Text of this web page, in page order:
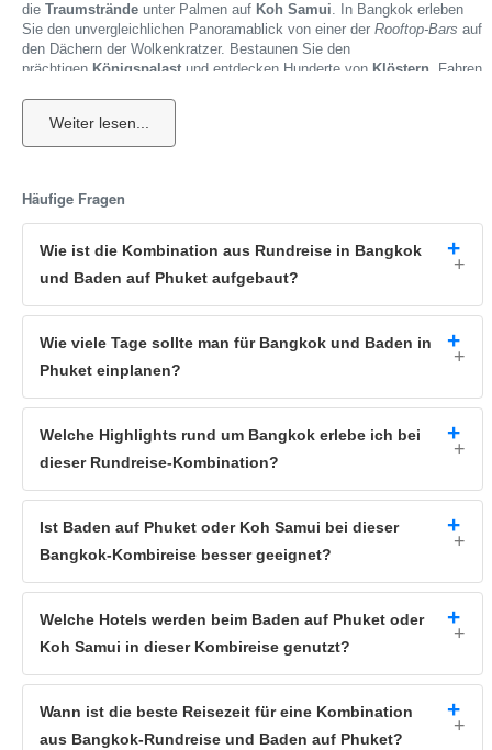
die Traumstrände unter Palmen auf Koh Samui. In Bangkok erleben
Sie den unvergleichlichen Panoramablick von einer der Rooftop-Bars auf
den Dächern der Wolkenkratzer. Bestaunen Sie den
prächtigen Königspalast und entdecken Hunderte von Klöstern . Fahren
Früchte angeboten werden. Die interessantesten Restaurants finden Sie
in derSukhumvit Road, und am Abend lassen Sie sich durch die Bars
Reiseerlebnis!
Baden und Entspannen am Traumstrand - Phuket oder Koh Samui auf
Nach demquirligen LebeninBangkokkönnen Sie in unserer
Entspannen Sie im Hotel mit 4 oder 5 Sternen, baden an sonnigen,
endlosen Stränden unter wogenden Palmen.
Badehotel aufKoh Samui-Tempel, Palmenundweißer
Kombireise Bangkok und Baden. Hier vermischen sich thailändische
Kultur, tropische Natur und spannende Events, die Ihren Urlaub im
Straßenständen bekommen Sie regionale Küche direkt auf die Hand,
doch auch westliche Küche ist den Einwohnern nicht fremd.
, wo das touristische Leben pulsiert, genießen
Sie in den Restaurants Küche aus aller Welt.
Häufige Fragen
Wie ist die Kombination aus Rundreise in Bangkok
und Baden auf Phuket aufgebaut?
Wie viele Tage sollte man für Bangkok und Baden in
Phuket einplanen?
Welche Highlights rund um Bangkok erlebe ich bei
dieser Rundreise-Kombination?
Ist Baden auf Phuket oder Koh Samui bei dieser
Bangkok-Kombireise besser geeignet?
Welche Hotels werden beim Baden auf Phuket oder
Koh Samui in dieser Kombireise genutzt?
Wann ist die beste Reisezeit für eine Kombination
aus Bangkok-Rundreise und Baden auf Phuket?